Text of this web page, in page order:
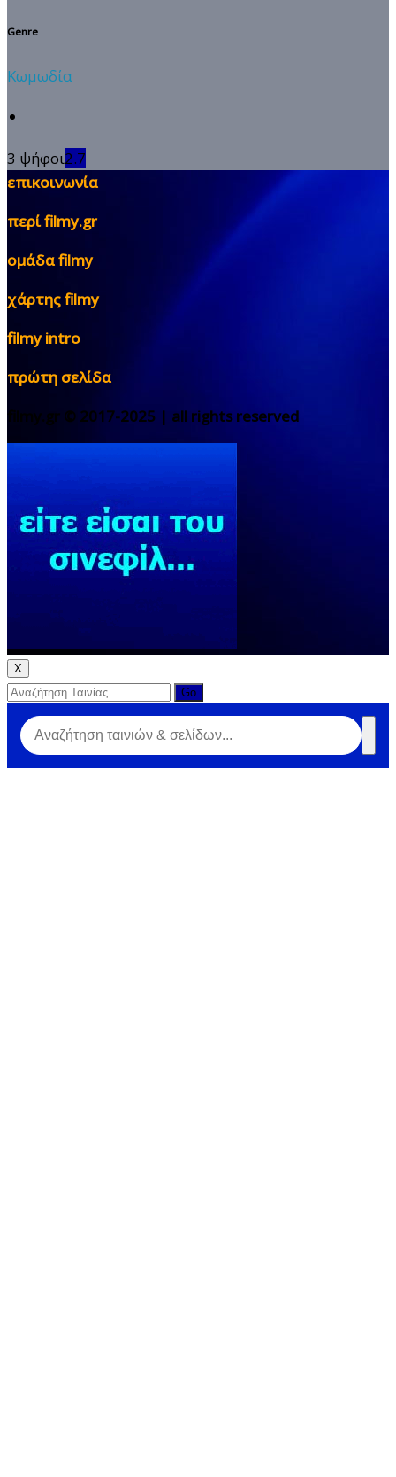
Genre
Κωμωδία
3 ψήφοι2.7
επικοινωνία
περί filmy.gr
ομάδα filmy
χάρτης filmy
filmy intro
πρώτη σελίδα
filmy.gr © 2017-2025 | all rights reserved
X